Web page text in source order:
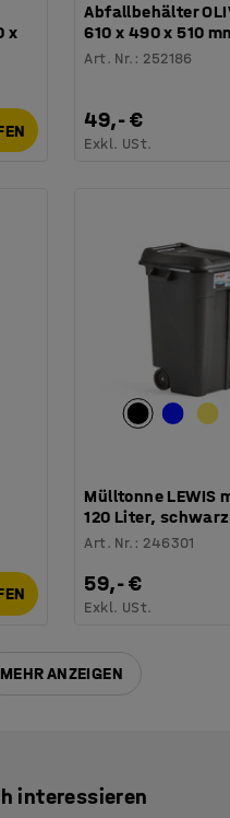
x
Abfallbehälter
610 x 490 x 510
Art. Nr. : 252186
49,- €
Exkl. USt.
Mülltonne LEWIS
120 Liter, schwarz
Art. Nr. : 246301
59,- €
Exkl. USt.
MEHR ANZEIGEN
interessieren